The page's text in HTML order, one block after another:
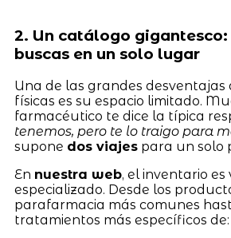
2. Un catálogo gigantesco:
buscas en un solo lugar
Una de las grandes desventajas
físicas es su espacio limitado.
farmacéutico te dice la típica
tenemos, pero te lo traigo para
supone dos viajespara un solo
En nuestra web, el inventario es
especializado. Desde los
parafarmacia más comunes
tratamientos más específicos de: